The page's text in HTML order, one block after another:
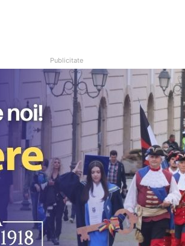
Publicitate